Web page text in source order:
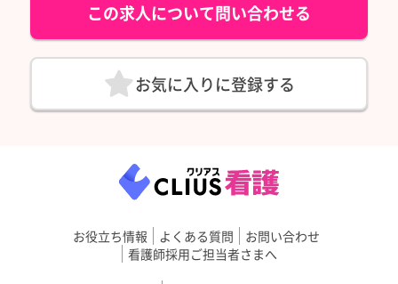
この求人について問い合わせる
お気に入りに登録する
お役立ち情報 よくある質問
お問い合わせ
看護師採用ご担当者さまへ